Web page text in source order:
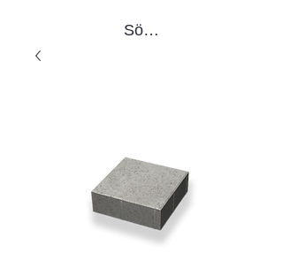
Sök produkter